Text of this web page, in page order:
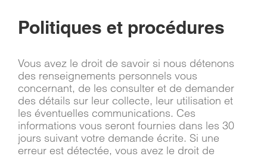
Politiques et procédures
Vous avez le droit de savoir si nous détenons
des renseignements personnels vous
concernant, de les consulter et de demander
des détails sur leur collecte, leur utilisation et
les éventuelles communications. Ces
informations vous seront fournies dans les 30
jours suivant votre demande écrite. Si une
erreur est détectée, vous avez le droit de